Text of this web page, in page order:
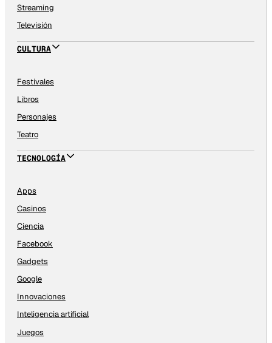
Streaming
Televisión
CULTURA
Festivales
Libros
Personajes
Teatro
TECNOLOGÍA
Apps
Casinos
Ciencia
Facebook
Gadgets
Google
Innovaciones
Inteligencia artificial
Juegos